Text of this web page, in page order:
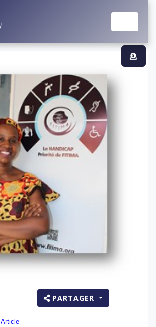
PARTAGER
Article